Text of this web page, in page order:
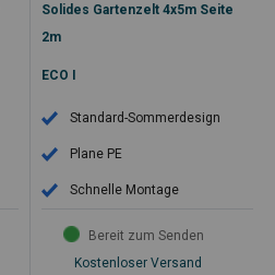
Solides Gartenzelt 4x5m Seite
2m
ECO I
Standard-Sommerdesign
Plane PE
Schnelle Montage
Bereit zum Senden
Kostenloser Versand